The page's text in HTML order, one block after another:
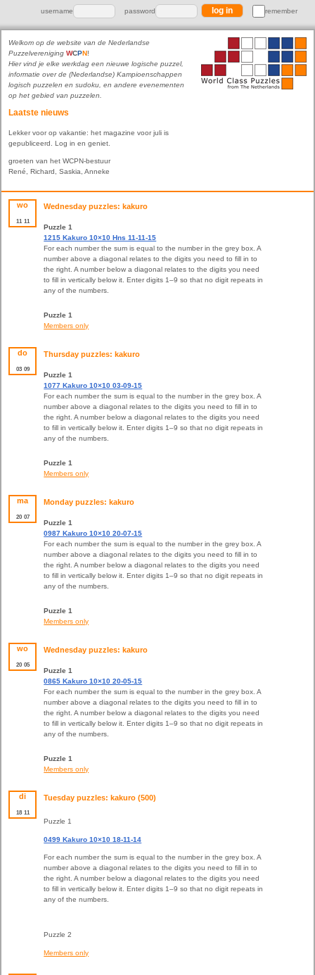
username password remember
Welkom op de website van de Nederlandse
Puzzelvereniging WCPN!
Hier vind je elke werkdag een nieuwe logische puzzel,
informatie over de (Nederlandse) Kampioenschappen
logisch puzzelen en sudoku, en andere evenementen
op het gebied van puzzelen.
Laatste nieuws
Lekker voor op vakantie: het magazine voor juli is
gepubliceerd. Log in en geniet.
groeten van het WCPN-bestuur
René, Richard, Saskia, Anneke
wo
11 11
Wednesday puzzles: kakuro
Puzzle 1
1215 Kakuro 10×10 Hns 11-11-15
For each number the sum is equal to the number in the grey box. A
number above a diagonal relates to the digits you need to fill in to
the right. A number below a diagonal relates to the digits you need
to fill in vertically below it. Enter digits 1–9 so that no digit repeats in
any of the numbers.
Puzzle 1
Members only
do
03 09
Thursday puzzles: kakuro
Puzzle 1
1077 Kakuro 10×10 03-09-15
For each number the sum is equal to the number in the grey box. A
number above a diagonal relates to the digits you need to fill in to
the right. A number below a diagonal relates to the digits you need
to fill in vertically below it. Enter digits 1–9 so that no digit repeats in
any of the numbers.
Puzzle 1
Members only
ma
20 07
Monday puzzles: kakuro
Puzzle 1
0987 Kakuro 10×10 20-07-15
For each number the sum is equal to the number in the grey box. A
number above a diagonal relates to the digits you need to fill in to
the right. A number below a diagonal relates to the digits you need
to fill in vertically below it. Enter digits 1–9 so that no digit repeats in
any of the numbers.
Puzzle 1
Members only
wo
20 05
Wednesday puzzles: kakuro
Puzzle 1
0865 Kakuro 10×10 20-05-15
For each number the sum is equal to the number in the grey box. A
number above a diagonal relates to the digits you need to fill in to
the right. A number below a diagonal relates to the digits you need
to fill in vertically below it. Enter digits 1–9 so that no digit repeats in
any of the numbers.
Puzzle 1
Members only
di
18 11
Tuesday puzzles: kakuro (500)
Puzzle 1
0499 Kakuro 10×10 18-11-14
For each number the sum is equal to the number in the grey box. A
number above a diagonal relates to the digits you need to fill in to
the right. A number below a diagonal relates to the digits you need
to fill in vertically below it. Enter digits 1–9 so that no digit repeats in
any of the numbers.
Puzzle 2
Members only